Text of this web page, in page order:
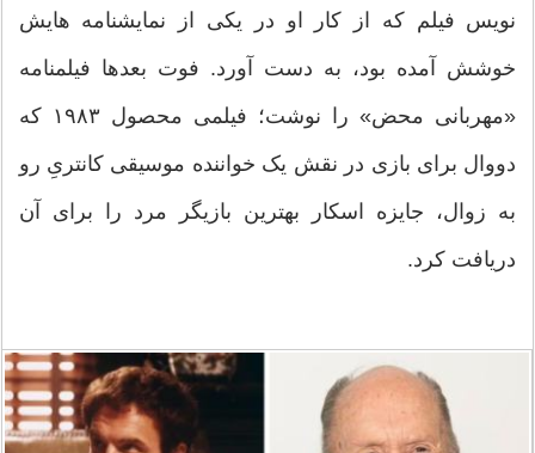
نویس فیلم که از کار او در یکی از نمایشنامه هایش
خوشش آمده بود، به دست آورد. فوت بعدها فیلمنامه
«مهربانی محض» را نوشت؛ فیلمی محصول ۱۹۸۳ که
دووال برای بازی در نقش یک خواننده موسیقی کانتریِ رو
به زوال، جایزه اسکار بهترین بازیگر مرد را برای آن
دریافت کرد.